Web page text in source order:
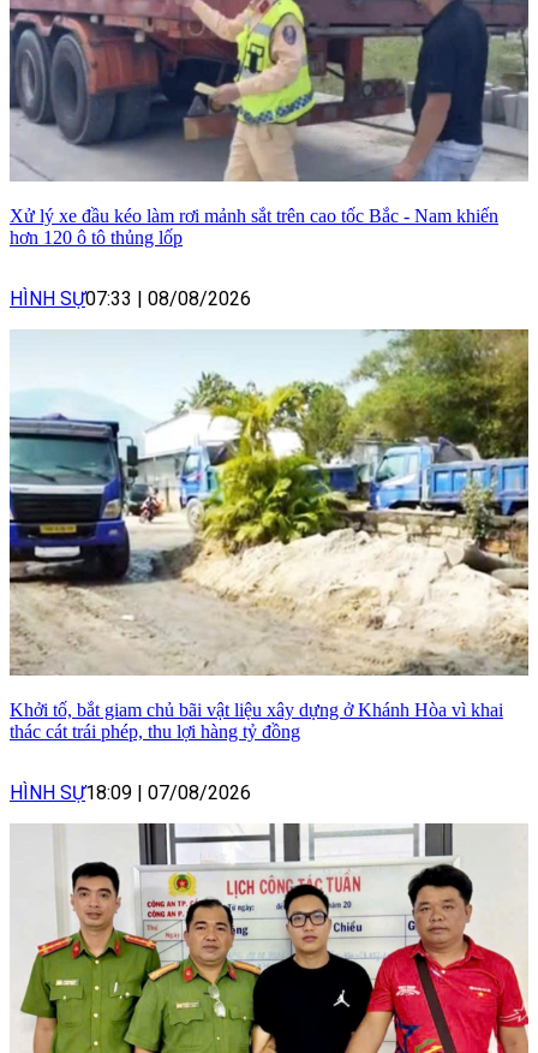
Xử lý xe đầu kéo làm rơi mảnh sắt trên cao tốc Bắc - Nam khiến
hơn 120 ô tô thủng lốp
HÌNH SỰ07:33 | 08/08/2026
Khởi tố, bắt giam chủ bãi vật liệu xây dựng ở Khánh Hòa vì khai
thác cát trái phép, thu lợi hàng tỷ đồng
HÌNH SỰ18:09 | 07/08/2026